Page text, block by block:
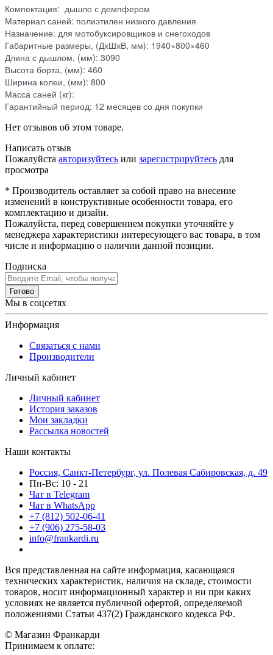
Компектация: дышло с демпфером
Материал саней: полиэтилен низкого давления
Назначение: для мотобуксировщиков и снегоходов
Габаритные размеры, (ДхШхВ, мм): 1940×800×460
Длина с дышлом, (мм): 3090
Высота борта, (мм): 460
Ширина колеи, (мм): 800
Масса саней (кг):
Гарантийный период: 12 месяцев со дня покупки
Нет отзывов об этом товаре.
Написать отзыв
Пожалуйста авторизуйтесь или зарегистрируйтесь для
просмотра
* Производитель оставляет за собой право на внесение
изменений в конструктивные особенности товара, его
комплектацию и дизайн.
Пожалуйста, перед совершением покупки уточняйте у
менеджера характеристики интересующего вас товара, в том
числе и информацию о наличии данной позиции.
Подписка
Готово
Мы в соцсетях
Информация
Связаться с нами
Производители
Личный кабинет
Личный кабинет
История заказов
Мои закладки
Рассылка новостей
Наши контакты
Россия, Санкт-Петербург, ул. Полевая Сабировская, д. 49
Пн-Вс: 10 - 21
Чат в Telegram
Чат в WhatsApp
+7 (812) 502-06-41
+7 (906) 275-58-03
info@frankardi.ru
Вся представленная на сайте информация, касающаяся
технических характеристик, наличия на складе, стоимости
товаров, носит информационный характер и ни при каких
условиях не является публичной офертой, определяемой
положениями Статьи 437(2) Гражданского кодекса РФ.
© Магазин Франкарди
Принимаем к оплате: